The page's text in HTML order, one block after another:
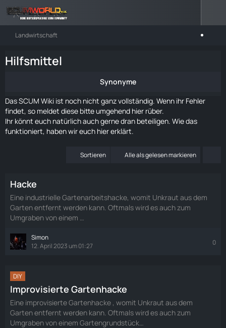
Landwirtschaft
Hilfsmittel
Synonyme
Das SCUM Wiki ist noch nicht ganz vollständig. Wenn ihr Fehler
findet, so meldet diese bitte umgehend hier rüber.
Ihr könnt euch natürlich auch gerne dran beteiligen. Wie das
funktioniert, haben wir euch hiererklärt.
Sortieren Alle als gelesen markieren
Hacke
Eine industrielle Gartenarbeitshacke, womit Unkraut aus dem
Garten entfernt werden kann. Oftmals wird es auch zum
Umgraben von einem …
Simon
12. April 2023 um 01:27
0
DIY
Improvisierte Gartenhacke
Eine improvisierte Gartenhacke , womit Unkraut aus dem
Garten entfernt werden kann. Oftmals wird es auch zum
Umgraben von einem Gartengrundstück…